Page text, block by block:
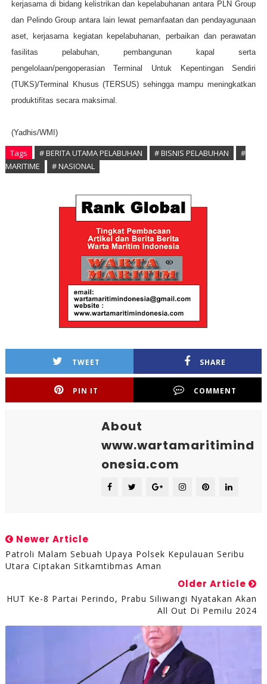
kerjasama di bidang kelistrikan dan kepelabuhanan antara PLN Group
dan Pelindo Group antara lain lewat pemanfaatan dan pendayagunaan
aset, kerjasama kegiatan kepelabuhanan, perbaikan dan perawatan
fasilitas pelabuhan, pembangunan kapal serta
pengelolaan/pengoperasian Terminal Untuk Kepentingan Sendiri
(TUKS)/Terminal Khusus (TERSUS) sehingga mampu meningkatkan
produktifitas secara maksimal.
(Yadhis/WMI)
Tags # BERITA UTAMA PELABUHAN # BISNIS PELABUHAN
#
MARITIME
# NASIONAL
TWEET SHARE
PIN IT COMMENT
About
www.wartamaritimind
onesia.com
Newer Article
Patroli Malam Sebuah Upaya Polsek Kepulauan Seribu
Utara Ciptakan Sitkamtibmas Aman
Older Article
HUT Ke-8 Partai Perindo, Prabu Siliwangi Nyatakan Akan
All Out Di Pemilu 2024